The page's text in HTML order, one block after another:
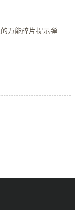
万能碎片提示弹